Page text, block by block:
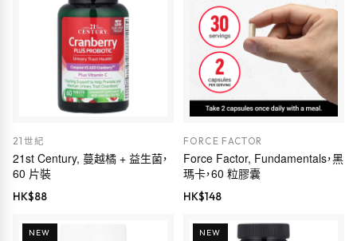
21世紀
21st Century, 蔓越橘 + 益生菌，
60 片裝
HK$88
FORCE FACTOR
Force Factor, Fundamentals，黑
瑪卡，60 粒膠囊
HK$148
NEW NEW